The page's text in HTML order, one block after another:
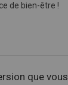
de bien-être !
que